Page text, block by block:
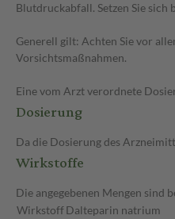
Blutdruckabfall. Setzen Sie
Generell gilt: Achten Sie vor
Vorsichtsmaßnahmen.
Eine vom Arzt verordnete
Dosierung
Da die Dosierung des
Wirkstoffe
Die angegebenen Mengen sind
WirkstoffDalteparin natrium